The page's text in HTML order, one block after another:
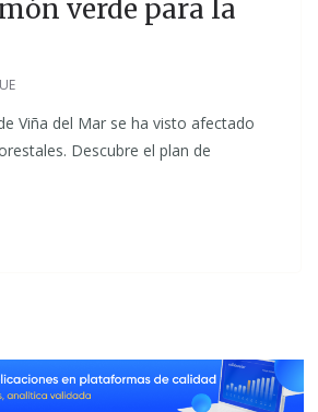
verde para la
Viña del Mar se ha visto afectado
Descubre el plan de